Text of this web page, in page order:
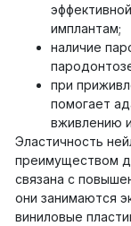
имплантам;
наличие
при
помогает
вживлению
Эластичность
преимуществом
связана с
они занимаются
виниловые